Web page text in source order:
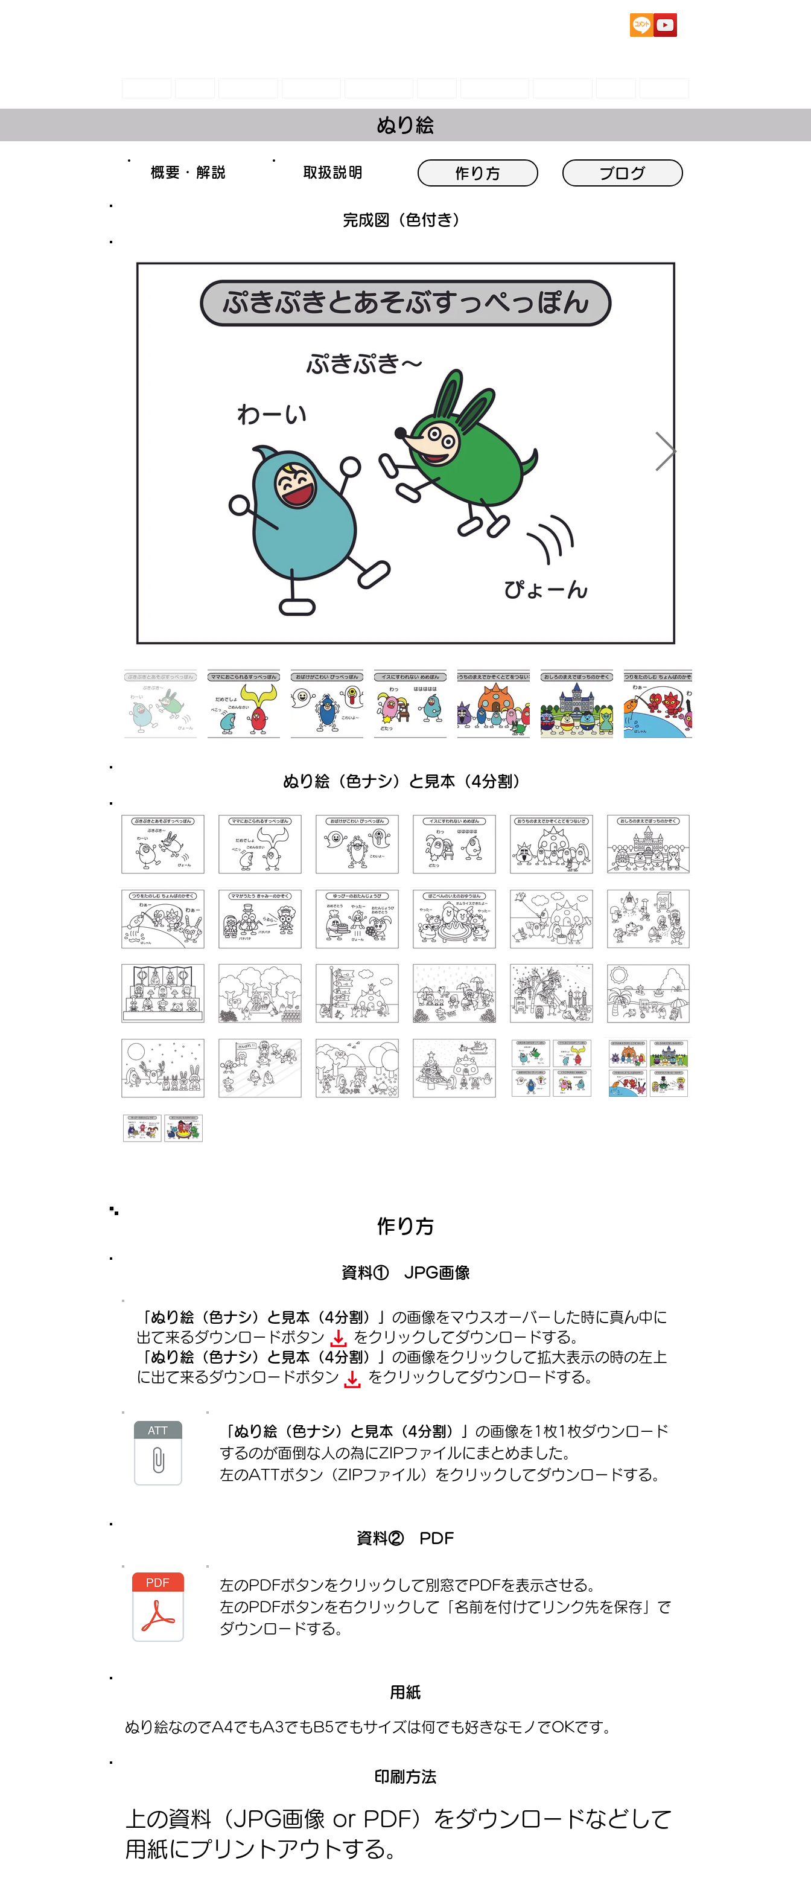
ぬり絵
完成図（色付き）
ぬり絵（色ナシ）と見本（4分割）
概要・解説 ​取扱説明 作り方 ブログ
作り方
資料① JPG画像
「ぬり絵（色ナシ）と見本（4分割）」 の画像をマウスオーバーした時に真ん中に
出て来るダウンロードボタン をクリックしてダウンロードする。
「ぬり絵（色ナシ）と見本（4分割）」 の画像をクリックして拡大表示の時の左上
に出て来るダウンロードボタン をクリックしてダウンロードする。
「ぬり絵（色ナシ）と見本（4分割）」 の画像を​1枚1枚ダウンロード
するのが面倒な人の為にZIPファイルにまとめました。
左のATTボタン（ZIPファイル）をクリックしてダウンロードする。​
資料② PDF
左のPDFボタンをクリックして別窓でPDFを表示させる。
​左のPDFボタンを右クリックして「名前を付けてリンク先を保存」で
ダウンロードする。
用紙
ぬり絵なのでA4でもA3でもB5でもサイズは何でも好きなモノでOKです。
印刷方法
上の資料（JPG画像 or PDF）をダウンロードなどして
用紙にプリントアウトする。​